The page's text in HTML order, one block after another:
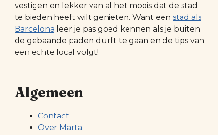
vestigen en lekker van al het moois dat de stad
te bieden heeft wilt genieten. Want een stad als
Barcelona leer je pas goed kennen als je buiten
de gebaande paden durft te gaan en de tips van
een echte local volgt!
Algemeen
Contact
Over Marta